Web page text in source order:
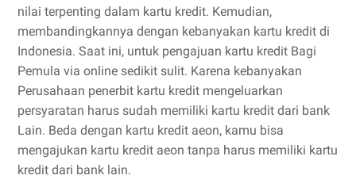
nilai terpenting dalam kartu kredit. Kemudian,
membandingkannya dengan kebanyakan kartu kredit di
Indonesia. Saat ini, untuk pengajuan kartu kredit Bagi
Pemula via online sedikit sulit. Karena kebanyakan
Perusahaan penerbit kartu kredit mengeluarkan
persyaratan harus sudah memiliki kartu kredit dari bank
Lain. Beda dengan kartu kredit aeon, kamu bisa
mengajukan kartu kredit aeon tanpa harus memiliki kartu
kredit dari bank lain.